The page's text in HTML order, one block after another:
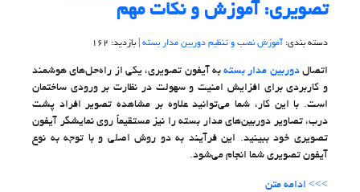
تصویری: آموزش و نکات مهم
دسته بندی: آموزش نصب و تنظیم دوربین مدار بسته | بازدید: 162
اتصالدوربین مدار بستهبه آیفون تصویری، یکی از راه‌حل‌های هوشمند
و کاربردی برای افزایش امنیت و سهولت در نظارت بر ورودی ساختمان
است. با این کار، شما می‌توانید علاوه بر مشاهده تصویر افراد پشت
درب، تصاویر دوربین‌های مدار بسته را نیز مستقیماً روی نمایشگر آیفون
تصویری خود ببینید. این فرآیند به دو روش اصلی و با توجه به نوع
آیفون تصویری شما انجام می‌شود.
>>> ادامه متن